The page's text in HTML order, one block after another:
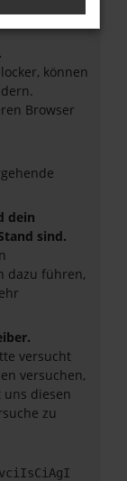
deine
können
Browser
dein
sind.
dazu führen,
versucht
versuchen,
uns diesen
zu